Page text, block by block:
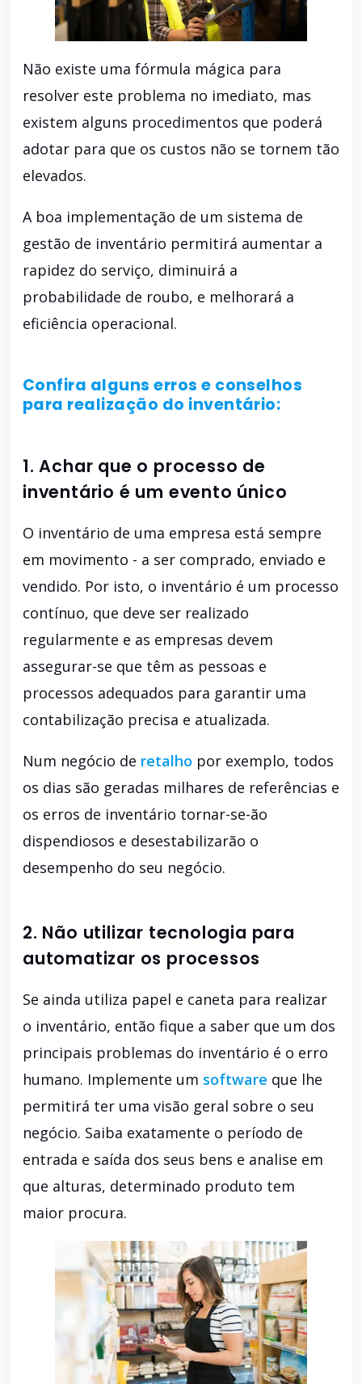
Não existe uma fórmula mágica para
resolver este problema no imediato, mas
existem alguns procedimentos que poderá
adotar para que os custos não se tornem tão
elevados.
A boa implementação de um sistema de
gestão de inventário permitirá aumentar a
rapidez do serviço, diminuirá a
probabilidade de roubo, e melhorará a
eficiência operacional.
Confira alguns erros e conselhos
para realização do inventário:
1. Achar que o processo de
inventário é um evento único
O inventário de uma empresa está sempre
em movimento - a ser comprado, enviado e
vendido. Por isto, o inventário é um processo
contínuo, que deve ser realizado
regularmente e as empresas devem
assegurar-se que têm as pessoas e
processos adequados para garantir uma
contabilização precisa e atualizada.
Num negócio de retalho por exemplo, todos
os dias são geradas milhares de referências e
os erros de inventário tornar-se-ão
dispendiosos e desestabilizarão o
desempenho do seu negócio.
2. Não utilizar tecnologia para
automatizar os processos
Se ainda utiliza papel e caneta para realizar
o inventário, então fique a saber que um dos
principais problemas do inventário é o erro
humano. Implemente um software que lhe
permitirá ter uma visão geral sobre o seu
negócio. Saiba exatamente o período de
entrada e saída dos seus bens e analise em
que alturas, determinado produto tem
maior procura.